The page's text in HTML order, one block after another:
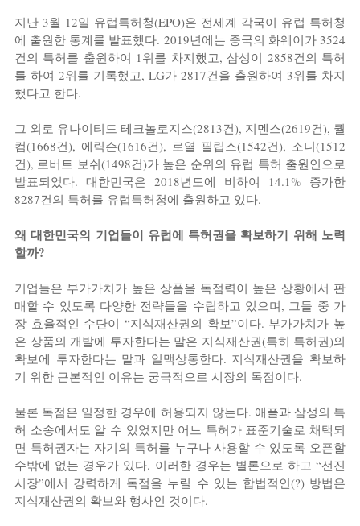
지난 3월 12일 유럽특허청(EPO)은 전세계 각국이 유럽 특허청
에 출원한 통계를 발표했다. 2019년에는 중국의 화웨이가 3524
건의 특허를 출원하여 1위를 차지했고, 삼성이 2858건의 특허
를 하여 2위를 기록했고, LG가 2817건을 출원하여 3위를 차지
했다고 한다.
그 외로 유나이티드 테크놀로지스(2813건), 지멘스(2619건), 퀄
컴(1668건), 에릭슨(1616건), 로열 필립스(1542건), 소니(1512
건), 로버트 보쉬(1498건)가 높은 순위의 유럽 특허 출원인으로
발표되었다. 대한민국은 2018년도에 비하여 14.1% 증가한
8287건의 특허를 유럽특허청에 출원하고 있다.
왜 대한민국의 기업들이 유럽에 특허권을 확보하기 위해 노력
할까?
기업들은 부가가치가 높은 상품을 독점력이 높은 상황에서 판
매할 수 있도록 다양한 전략들을 수립하고 있으며, 그들 중 가
장 효율적인 수단이 “지식재산권의 확보”이다. 부가가치가 높
은 상품의 개발에 투자한다는 말은 지식재산권(특히 특허권)의
확보에 투자한다는 말과 일맥상통한다. 지식재산권을 확보하
기 위한 근본적인 이유는 궁극적으로 시장의 독점이다.
물론 독점은 일정한 경우에 허용되지 않는다. 애플과 삼성의 특
허 소송에서도 알 수 있었지만 어느 특허가 표준기술로 채택되
면 특허권자는 자기의 특허를 누구나 사용할 수 있도록 오픈할
수밖에 없는 경우가 있다. 이러한 경우는 별론으로 하고 “선진
시장”에서 강력하게 독점을 누릴 수 있는 합법적인(?) 방법은
지식재산권의 확보와 행사인 것이다.